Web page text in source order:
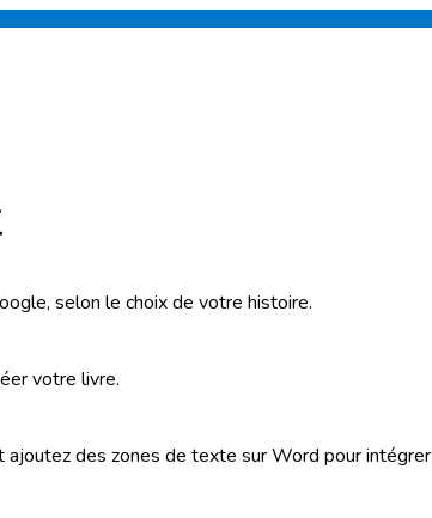
selon le choix de votre histoire.
votre livre.
des zones de texte sur Word pour intégrer